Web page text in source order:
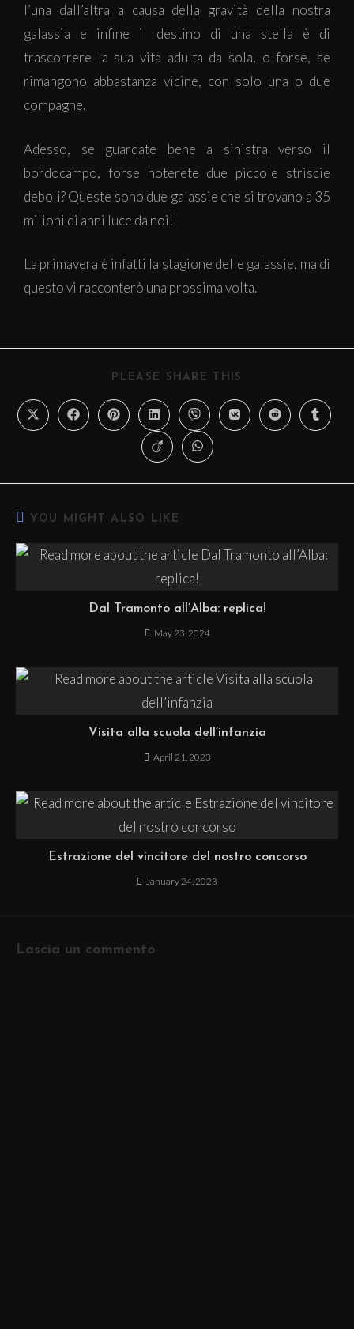
l’una dall’altra a causa della gravità della nostra
galassia e infine il destino di una stella è di
trascorrere la sua vita adulta da sola, o forse, se
rimangono abbastanza vicine, con solo una o due
compagne.
Adesso, se guardate bene a sinistra verso il
bordocampo, forse noterete due piccole striscie
deboli? Queste sono due galassie che si trovano a 35
milioni di anni luce da noi!
La primavera è infatti la stagione delle galassie, ma di
questo vi racconterò una prossima volta.
PLEASE SHARE THIS
YOU MIGHT ALSO LIKE
Dal Tramonto all’Alba: replica!
May 23, 2024
Visita alla scuola dell’infanzia
April 21, 2023
Estrazione del vincitore del nostro concorso
January 24, 2023
Lascia un commento